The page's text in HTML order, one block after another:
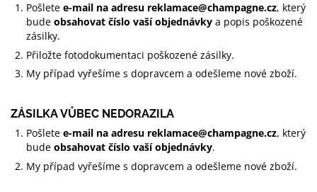
Pošletee-mail na adresu reklamace@champagne.cz, který
budeobsahovat číslo vaší objednávky a popis poškozené
zásilky.
Přiložte fotodokumentaci poškozené zásilky.
My případ vyřešíme s dopravcem a odešleme nové zboží.
ZÁSILKA VŮBEC NEDORAZILA
Pošletee-mail na adresu reklamace@champagne.cz, který
budeobsahovat číslo vaší objednávky.
My případ vyřešíme s dopravcem a odešleme nové zboží.